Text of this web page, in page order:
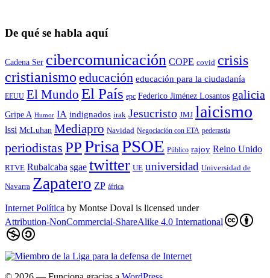
De qué se habla aquí
Cadena Ser cibercomunicación COPE covid crisis
cristianismo educación educación para la ciudadaní­a
EEUU El Mundo El País epc Federico Jiménez Losantos galicia
Gripe A Humor IA indignados irak Jesucristo JMJ laicismo
lssi McLuhan Mediapro Navidad Negociación con ETA pederastia
periodistas PPPrisaPSOE Público rajoy Reino Unido
RTVE Rubalcaba sgae twitter UE universidad Universidad de
Navarra Zapatero ZP áfrica
Internet Política by Montse Doval is licensed under
Attribution-NonCommercial-ShareAlike 4.0 International